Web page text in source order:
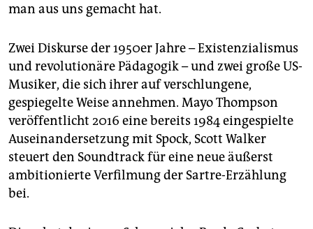
man aus uns gemacht hat.
Zwei Diskurse der 1950er Jahre – Existenzialismus
und revolutionäre Pädagogik – und zwei große US-
Musiker, die sich ihrer auf verschlungene,
gespiegelte Weise annehmen. Mayo Thompson
veröffentlicht 2016 eine bereits 1984 eingespielte
Auseinandersetzung mit Spock, Scott Walker
steuert den Soundtrack für eine neue äußerst
ambitionierte Verfilmung der Sartre-Erzählung
bei.